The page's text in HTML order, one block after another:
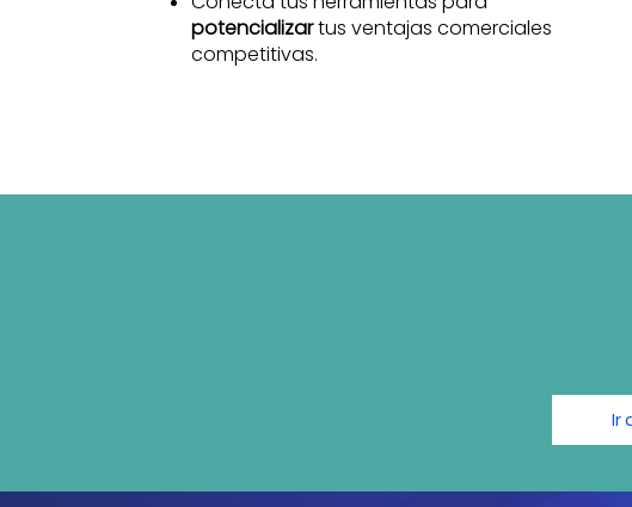
potencializartus ventajas comerciales
competitivas.
Ir